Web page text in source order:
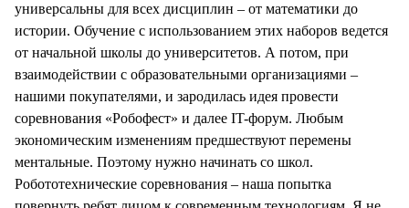
универсальны для всех дисциплин – от математики до
истории. Обучение с использованием этих наборов ведется
от начальной школы до университетов. А потом, при
взаимодействии с образовательными организациями –
нашими покупателями, и зародилась идея провести
соревнования «Робофест» и далее IT-форум. Любым
экономическим изменениям предшествуют перемены
ментальные. Поэтому нужно начинать со школ.
Робототехнические соревнования – наша попытка